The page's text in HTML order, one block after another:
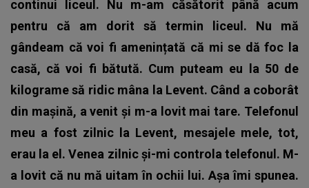
continui liceul. Nu m-am căsătorit până acum
pentru că am dorit să termin liceul. Nu mă
gândeam că voi fi amenințată că mi se dă foc la
casă, că voi fi bătută. Cum puteam eu la 50 de
kilograme să ridic mâna la Levent. Când a coborât
din mașină, a venit și m-a lovit mai tare. Telefonul
meu a fost zilnic la Levent, mesajele mele, tot,
erau la el. Venea zilnic și-mi controla telefonul. M-
a lovit că nu mă uitam în ochii lui. Așa îmi spunea.